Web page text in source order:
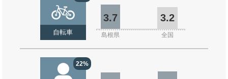
自転車
3.7 3.2
島根県 全国
22%